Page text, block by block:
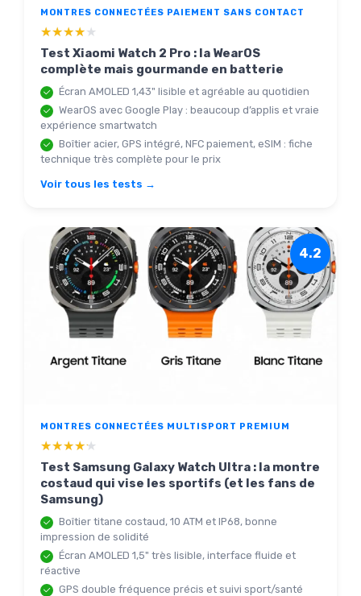
MONTRES CONNECTÉES PAIEMENT SANS CONTACT
★★★★★
★★★★★
Test Xiaomi Watch 2 Pro : la WearOS
complète mais gourmande en batterie
Écran AMOLED 1,43" lisible et agréable au quotidien
WearOS avec Google Play : beaucoup d’applis et vraie
expérience smartwatch
Boîtier acier, GPS intégré, NFC paiement, eSIM : fiche
technique très complète pour le prix
Voir tous les tests →
4.2
MONTRES CONNECTÉES MULTISPORT PREMIUM
★★★★★
★★★★★
Test Samsung Galaxy Watch Ultra : la montre
costaud qui vise les sportifs (et les fans de
Samsung)
Boîtier titane costaud, 10 ATM et IP68, bonne
impression de solidité
Écran AMOLED 1,5" très lisible, interface fluide et
réactive
GPS double fréquence précis et suivi sport/santé